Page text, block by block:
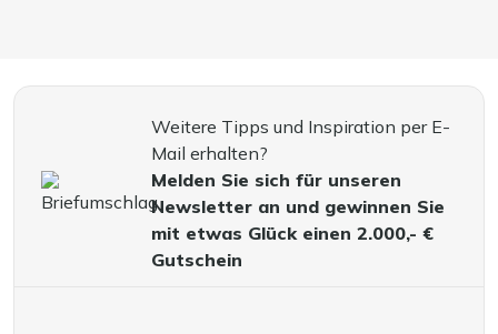
Weitere Tipps und Inspiration per E-
Mail erhalten?
Melden Sie sich für unseren
Newsletter an und gewinnen Sie
mit etwas Glück einen 2.000,- €
Gutschein